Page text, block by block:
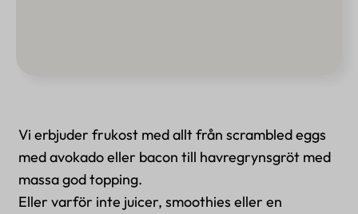
Vi erbjuder frukost med allt från scrambled eggs
med avokado eller bacon till havregrynsgröt med
massa god topping.
Eller varför inte juicer, smoothies eller en